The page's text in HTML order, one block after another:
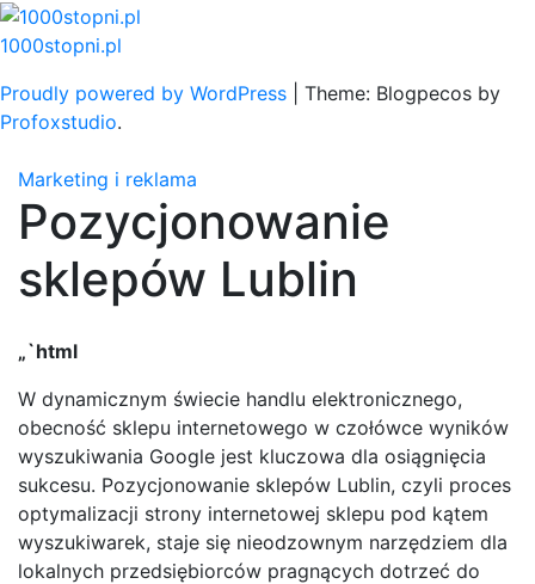
Skip
to
1000stopni.pl
Proudly powered by WordPress
Theme: Blogpecos by
Profoxstudio.
Marketing i reklama
Pozycjonowanie
sklepów Lublin
„`html
W dynamicznym świecie handlu elektronicznego,
obecność sklepu internetowego w czołówce wyników
wyszukiwania Google jest kluczowa dla osiągnięcia
sukcesu. Pozycjonowanie sklepów Lublin, czyli proces
optymalizacji strony internetowej sklepu pod kątem
wyszukiwarek, staje się nieodzownym narzędziem dla
lokalnych przedsiębiorców pragnących dotrzeć do